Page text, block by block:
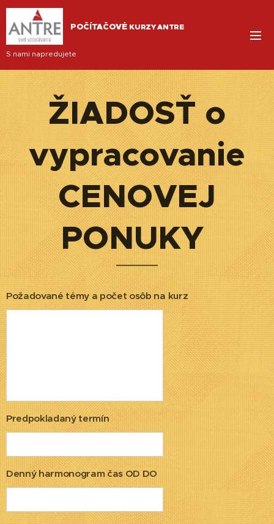
POČÍTAČOVÉ KURZY ANTRE
S nami napredujete
ŽIADOSŤ o
vypracovanie
CENOVEJ
PONUKY
Požadované témy a počet osôb na kurz
Predpokladaný termín
Denný harmonogram čas OD DO